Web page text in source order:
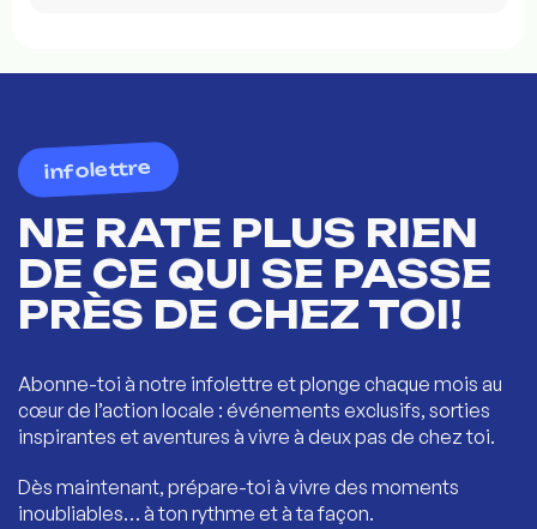
infolettre
NE RATE PLUS RIEN
DE CE QUI SE PASSE
PRÈS DE CHEZ TOI!
Abonne-toi à notre infolettre et plonge chaque mois au
cœur de l’action locale : événements exclusifs, sorties
inspirantes et aventures à vivre à deux pas de chez toi.
Dès maintenant, prépare-toi à vivre des moments
inoubliables… à ton rythme et à ta façon.